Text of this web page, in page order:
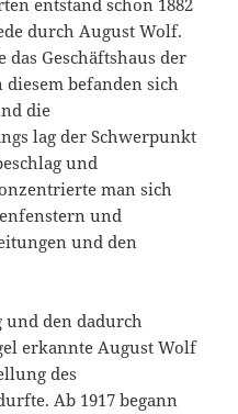
entstand schon 1882
durch August Wolf.
das Geschäftshaus der
befanden sich
die
lag der Schwerpunkt
und
man sich
und
und den
und den dadurch
erkannte August Wolf
des
Ab 1917 begann